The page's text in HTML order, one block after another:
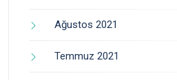
Ağustos 2021
Temmuz 2021